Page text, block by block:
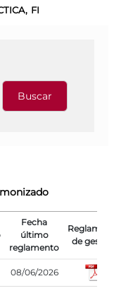
FI
Fecha
último
reglamento
de
08/06/2026